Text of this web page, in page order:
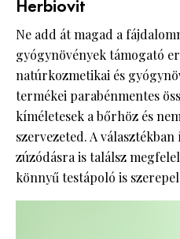
Herbiovit
Ne add át magad a
gyógynövények támogató
natúrkozmetikai és
termékei parabénmentes
kíméletesek a bőrhöz és
szervezeted. A
zúzódásra is találsz
könnyű testápoló is